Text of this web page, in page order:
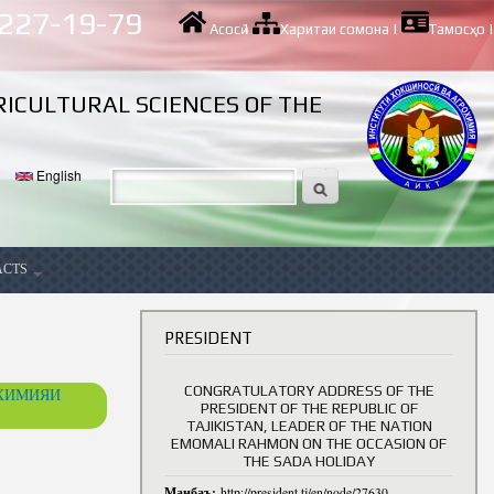
19-79 Асосӣ| Харитаи сомона | Тамосҳо |
SCIENCES OF THE
English
PRESIDENT
CONGRATULATORY ADDRESS OF THE
PRESIDENT OF THE REPUBLIC OF
TAJIKISTAN, LEADER OF THE NATION
EMOMALI RAHMON ON THE OCCASION OF
THE SADA HOLIDAY